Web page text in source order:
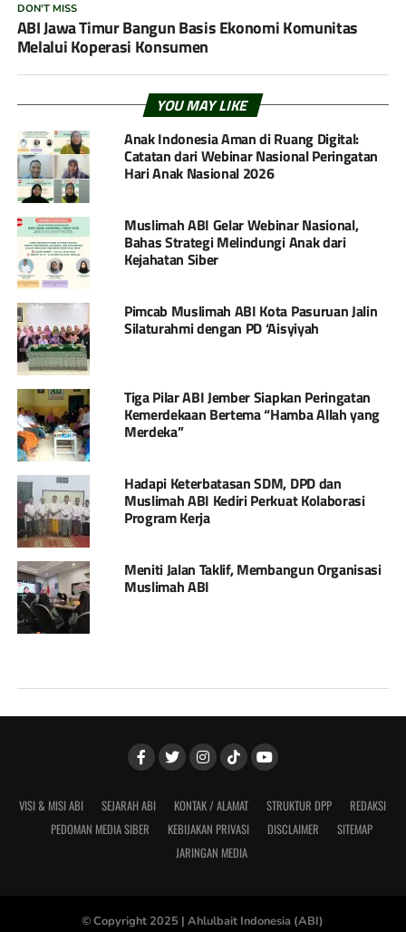
DON'T MISS
ABI Jawa Timur Bangun Basis Ekonomi Komunitas
Melalui Koperasi Konsumen
YOU MAY LIKE
Anak Indonesia Aman di Ruang Digital:
Catatan dari Webinar Nasional Peringatan
Hari Anak Nasional 2026
Muslimah ABI Gelar Webinar Nasional,
Bahas Strategi Melindungi Anak dari
Kejahatan Siber
Pimcab Muslimah ABI Kota Pasuruan Jalin
Silaturahmi dengan PD ‘Aisyiyah
Tiga Pilar ABI Jember Siapkan Peringatan
Kemerdekaan Bertema “Hamba Allah yang
Merdeka”
Hadapi Keterbatasan SDM, DPD dan
Muslimah ABI Kediri Perkuat Kolaborasi
Program Kerja
Meniti Jalan Taklif, Membangun Organisasi
Muslimah ABI
VISI & MISI ABI SEJARAH ABI KONTAK / ALAMAT STRUKTUR DPP
REDAKSI
PEDOMAN MEDIA SIBER
KEBIJAKAN PRIVASI DISCLAIMER
SITEMAP
JARINGAN MEDIA
© Copyright 2025 | Ahlulbait Indonesia (ABI)